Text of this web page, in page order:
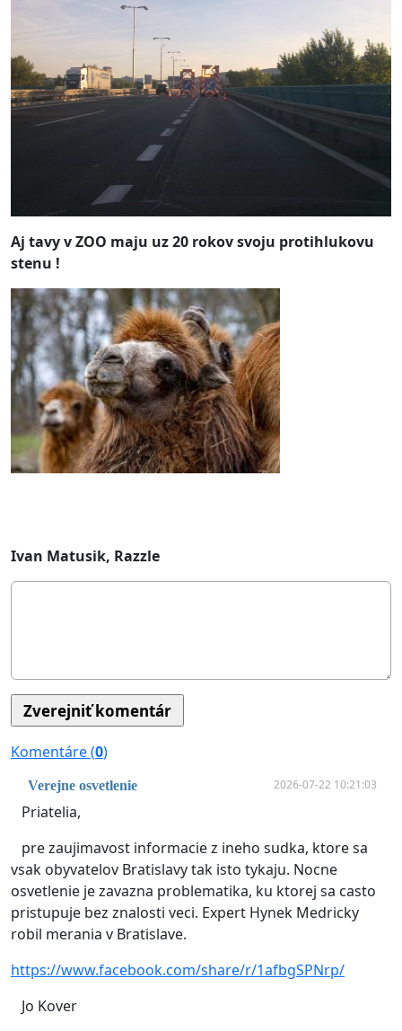
Aj tavy v ZOO maju uz 20 rokov svoju protihlukovu
stenu !
Ivan Matusik, Razzle
Komentáre (0)
Verejne osvetlenie 2026-07-22 10:21:03
Priatelia,
pre zaujimavost informacie z ineho sudka, ktore sa
vsak obyvatelov Bratislavy tak isto tykaju. Nocne
osvetlenie je zavazna problematika, ku ktorej sa casto
pristupuje bez znalosti veci. Expert Hynek Medricky
robil merania v Bratislave.
https://www.facebook.com/share/r/1afbgSPNrp/
Jo Kover